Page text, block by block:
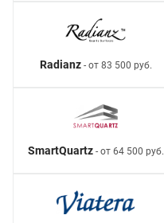
Radianz- от 83 500 руб.
SmartQuartz- от 64 500 руб.